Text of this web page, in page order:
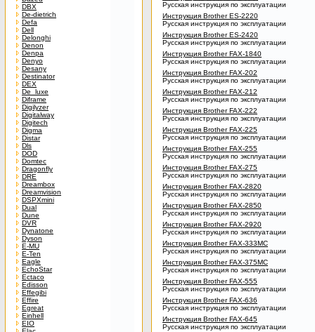
DBX
De-dietrich
Defa
Dell
Delonghi
Denon
Denpa
Denyo
Desany
Destinator
DEX
De_luxe
Diframe
Digilyzer
Digitalway
Digitech
Digma
Distar
Dls
DOD
Domtec
Dragonfly
DRE
Dreambox
Dreamvision
DSPXmini
Dual
Dune
DVR
Dynatone
Dyson
E-MU
E-Ten
Eagle
EchoStar
Ectaco
Edisson
Effegibi
Effire
Egreat
Einhell
EIO
Русская инструкция по эксплуатации
Инструкция Brother ES-2220
Русская инструкция по эксплуатации
Инструкция Brother ES-2420
Русская инструкция по эксплуатации
Инструкция Brother FAX-1840
Русская инструкция по эксплуатации
Инструкция Brother FAX-202
Русская инструкция по эксплуатации
Инструкция Brother FAX-212
Русская инструкция по эксплуатации
Инструкция Brother FAX-222
Русская инструкция по эксплуатации
Инструкция Brother FAX-225
Русская инструкция по эксплуатации
Инструкция Brother FAX-255
Русская инструкция по эксплуатации
Инструкция Brother FAX-275
Русская инструкция по эксплуатации
Инструкция Brother FAX-2820
Русская инструкция по эксплуатации
Инструкция Brother FAX-2850
Русская инструкция по эксплуатации
Инструкция Brother FAX-2920
Русская инструкция по эксплуатации
Инструкция Brother FAX-333MC
Русская инструкция по эксплуатации
Инструкция Brother FAX-375MC
Русская инструкция по эксплуатации
Инструкция Brother FAX-555
Русская инструкция по эксплуатации
Инструкция Brother FAX-636
Русская инструкция по эксплуатации
Инструкция Brother FAX-645
Русская инструкция по эксплуатации